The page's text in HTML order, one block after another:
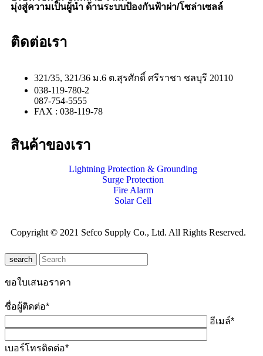
มุ่งสู่ความเป็นผู้นำ ด้านระบบป้องกันฟ้าผ่า/โซล่าเซลล์
ติดต่อเรา
321/35, 321/36 ม.6 ต.สุรศักดิ์ ศรีราชา ชลบุรี 20110
038-119-780-2
087-754-5555
FAX : 038-119-78
สินค้าของเรา
Lightning Protection & Grounding
Surge Protection
Fire Alarm
Solar Cell
Copyright © 2021 Sefco Supply Co., Ltd. All Rights Reserved.
search
ขอใบเสนอราคา
ชื่อผู้ติดต่อ*
อีเมล์*
เบอร์โทรติดต่อ*